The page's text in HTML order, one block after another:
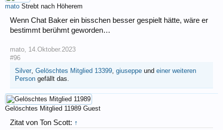
mato Strebt nach Höherem
Wenn Chat Baker ein bisschen besser gespielt hätte, wäre er
bestimmt berühmt geworden…
mato, 14.Oktober.2023
#96
Silver, Gelöschtes Mitglied 13399, giuseppe und einer weiteren
Person gefällt das.
Gelöschtes Mitglied 11989 Guest
Zitat von Ton Scott: ↑